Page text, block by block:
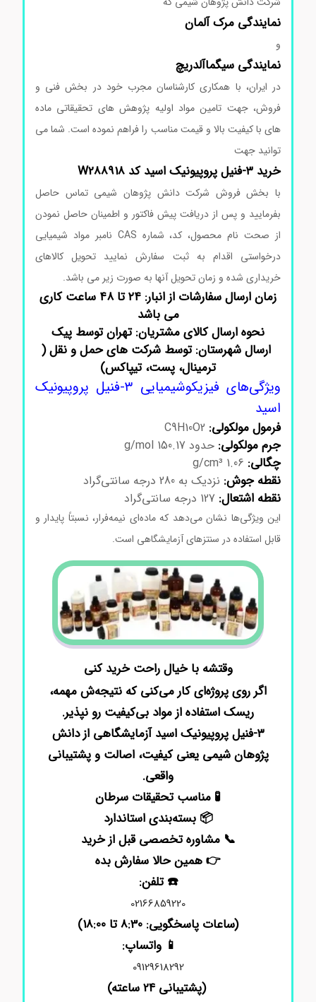
نمایندگیمرکآلمان
نمایندگیسیگماآلدریچ
در ایران، با همکاری کارشناسان مجرب خود در بخش فنی و
فروش، جهت تامین مواد اولیه پژوهش های تحقیقاتی ماده
های با کیفیت بالا و قیمت مناسب را فراهم نموده است. شما می
توانید جهت
خرید ۳-فنیل پروپیونیک اسید کد W288918
با بخش فروش شرکت دانش پژوهان شیمی تماس حاصل
بفرمایید و پس از دریافت پیش فاکتور و اطمینان حاصل نمودن
از صحت نام محصول، کد، شماره CAS نامبر مواد شیمیایی
درخواستی اقدام به ثبت سفارش نمایید تحویل کالاهای
خریداری شده و زمان تحویل آنها به صورت زیر می باشد.
زمان ارسال سفارشات از انبار: ۲۴ تا ۴۸ ساعت کاری
می باشد
نحوه ارسال کالای مشتریان: تهران توسط پیک
ارسال شهرستان: توسط شرکت های حمل و نقل (
ترمینال، پست، تیپاکس)
ویژگی‌های فیزیکوشیمیایی ۳-فنیل پروپیونیک
اسید
فرمول مولکولی:C9H10O2
جرم مولکولی:حدود 150.17 g/mol
چگالی:1.06 g/cm³
نقطه جوش:نزدیک به 280 درجه سانتی‌گراد
نقطه اشتعال:127 درجه سانتی‌گراد
این ویژگی‌ها نشان می‌دهد که ماده‌ای نیمه‌فرار، نسبتاً پایدار و
قابل استفاده در سنتزهای آزمایشگاهی است.
وقتشه با خیال راحت خرید کنی
اگر روی پروژه‌ای کار می‌کنی که نتیجه‌ش مهمه،
ریسک استفاده از مواد بی‌کیفیت رو نپذیر.
۳-فنیل پروپیونیک اسید آزمایشگاهی از دانش
پژوهان شیمی یعنی کیفیت، اصالت و پشتیبانی
واقعی.
🧪 مناسب تحقیقات سرطان
📦 بسته‌بندی استاندارد
📞 مشاوره تخصصی قبل از خرید
👉 همین حالا سفارش بده
☎️ تلفن:
02166859220
(ساعات پاسخگویی: 8:30 تا 18:00)
📱 واتساپ:
09129618292
(پشتیبانی 24 ساعته)